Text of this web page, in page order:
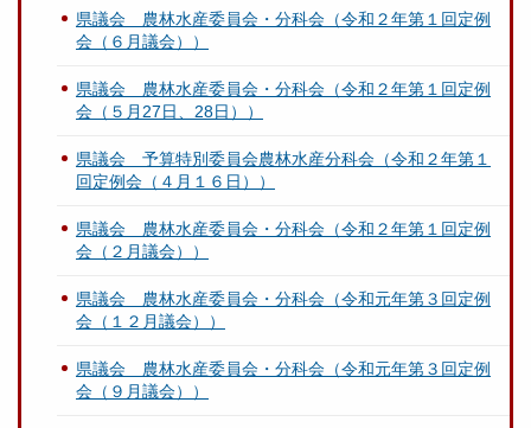
県議会 農林水産委員会・分科会（令和２年第１回定例
会（６月議会））
県議会 農林水産委員会・分科会（令和２年第１回定例
会（５月27日、28日））
県議会 予算特別委員会農林水産分科会（令和２年第１
回定例会（４月１６日））
県議会 農林水産委員会・分科会（令和２年第１回定例
会（２月議会））
県議会 農林水産委員会・分科会（令和元年第３回定例
会（１２月議会））
県議会 農林水産委員会・分科会（令和元年第３回定例
会（９月議会））